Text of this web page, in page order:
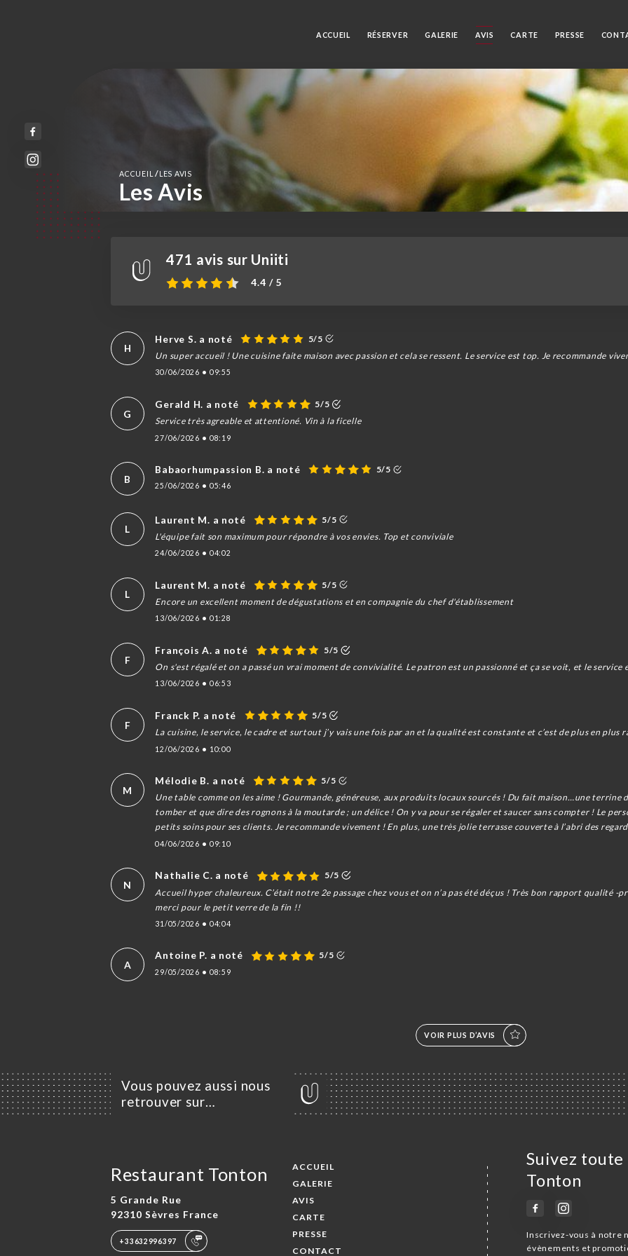
ACCUEIL RÉSERVER GALERIE AVIS CARTE PRESSE
ACCUEIL/ LES AVIS
Les Avis
471 avis sur Uniiti
4.4 / 5
H
Herve S. a noté
5/5
Un super accueil ! Une cuisine faite maison avec passion et cela se ressent. Le service est top. Je recommande
30/06/2026 • 09:55
G
Gerald H. a noté
5/5
Service très agreable et attentioné. Vin à la ficelle
27/06/2026 • 08:19
B
Babaorhumpassion B. a noté 5/5
25/06/2026 • 05:46
L
Laurent M. a noté
5/5
L'équipe fait son maximum pour répondre à vos envies. Top et conviviale
24/06/2026 • 04:02
L
Laurent M. a noté
5/5
Encore un excellent moment de dégustations et en compagnie du chef d'établissement
13/06/2026 • 01:28
F
François A. a noté
5/5
On s'est régalé et on a passé un vrai moment de convivialité. Le patron est un passionné et ça se voit, et le service
13/06/2026 • 06:53
F
Franck P. a noté
5/5
La cuisine, le service, le cadre et surtout j’y vais une fois par an et la qualité est constante et c’est de plus en plus
12/06/2026 • 10:00
M
Mélodie B. a noté
5/5
Une table comme on les aime ! Gourmande, généreuse, aux produits locaux sourcés ! Du fait maison…une terrine
tomber et que dire des rognons à la moutarde ; un délice ! On y va pour se régaler et saucer sans compter ! Le
petits soins pour ses clients. Je recommande vivement ! En plus, une très jolie terrasse couverte à l’abri des
04/06/2026 • 09:10
N
Nathalie C. a noté
5/5
Accueil hyper chaleureux. C’était notre 2e passage chez vous et on n’a pas été déçus ! Très bon rapport qualité
merci pour le petit verre de la fin !!
31/05/2026 • 04:04
A
Antoine P. a noté 5/5
29/05/2026 • 08:59
VOIR PLUS D’AVIS
Vous pouvez aussi nous
retrouver sur…
Restaurant Tonton
5 Grande Rue
92310 Sèvres France
+33632996397
ACCUEIL
GALERIE
AVIS
CARTE
PRESSE
CONTACT
Suivez toute
Tonton
Inscrivez-vous à notre
évènements et